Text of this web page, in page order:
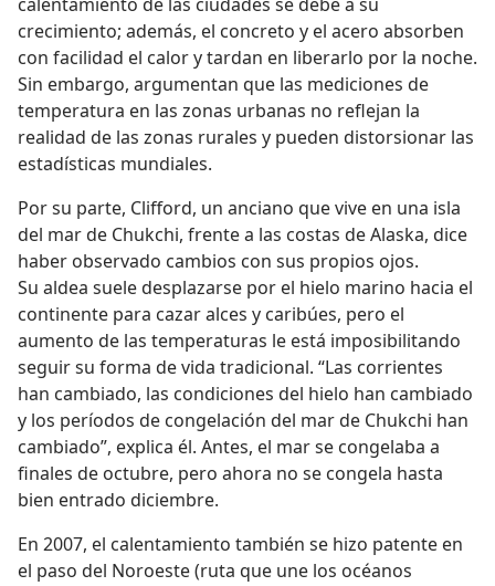
crecimiento; además, el concreto y el acero absorben
con facilidad el calor y tardan en liberarlo por la noche.
Sin embargo, argumentan que las mediciones de
temperatura en las zonas urbanas no reflejan la
realidad de las zonas rurales y pueden distorsionar las
estadísticas mundiales.
Por su parte, Clifford, un anciano que vive en una isla
del mar de Chukchi, frente a las costas de Alaska, dice
haber observado cambios con sus propios ojos.
Su aldea suele desplazarse por el hielo marino hacia el
continente para cazar alces y caribúes, pero el
aumento de las temperaturas le está imposibilitando
seguir su forma de vida tradicional. “Las corrientes
han cambiado, las condiciones del hielo han cambiado
y los períodos de congelación del mar de Chukchi han
cambiado”, explica él. Antes, el mar se congelaba a
finales de octubre, pero ahora no se congela hasta
bien entrado diciembre.
En 2007, el calentamiento también se hizo patente en
el paso del Noroeste (ruta que une los océanos